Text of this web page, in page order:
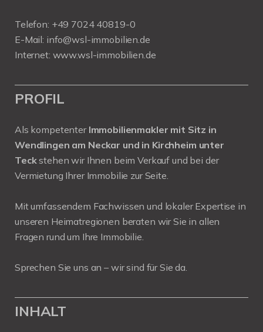
Telefon: +49 7024 40819-0
E-Mail: info@wsl-immobilien.de
Internet: www.wsl-immobilien.de
PROFIL
Als kompetenter Immobilienmakler mit Sitz in
Wendlingen am Neckar und in Kirchheim unter
Teckstehen wir Ihnen beim Verkauf und bei der
Vermietung Ihrer Immobilie zur Seite.
Mit umfassendem Fachwissen und lokaler Expertise in
unseren Heimatregionen beraten wir Sie in allen
Fragen rund um Ihre Immobilie.
Sprechen Sie uns an – wir sind für Sie da.
INHALT